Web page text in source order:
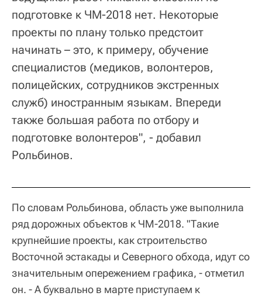
подготовке к ЧМ-2018 нет. Некоторые
проекты по плану только предстоит
начинать – это, к примеру, обучение
специалистов (медиков, волонтеров,
полицейских, сотрудников экстренных
служб) иностранным языкам. Впереди
также большая работа по отбору и
подготовке волонтеров", - добавил
Рольбинов.
По словам Рольбинова, область уже выполнила
ряд дорожных объектов к ЧМ-2018. "Такие
крупнейшие проекты, как строительство
Восточной эстакады и Северного обхода, идут со
значительным опережением графика, - отметил
он. - А буквально в марте приступаем к